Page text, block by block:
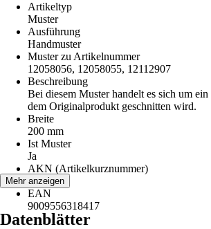
Artikeltyp
Muster
Ausführung
Handmuster
Muster zu Artikelnummer
12058056, 12058055, 12112907
Beschreibung
Bei diesem Muster handelt es sich um ein
dem Originalprodukt geschnitten wird.
Breite
200 mm
Ist Muster
Ja
AKN (Artikelkurznummer)
8S58
EAN
9009556318417
Mehr anzeigen
Datenblätter